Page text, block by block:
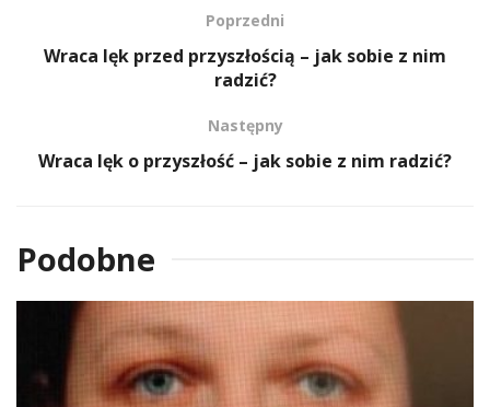
Poprzedni
Wraca lęk przed przyszłością – jak sobie z nim
radzić?
Następny
Wraca lęk o przyszłość – jak sobie z nim radzić?
Podobne